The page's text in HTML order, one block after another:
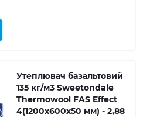
Утеплювач базальтовий
135 кг/м3 Sweetondale
Thermowool FAS Effect
4(1200x600x50 мм) - 2,88